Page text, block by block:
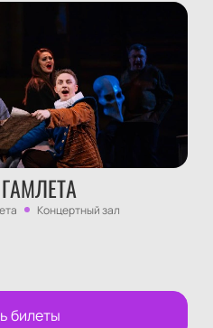
Концертный зал
билеты